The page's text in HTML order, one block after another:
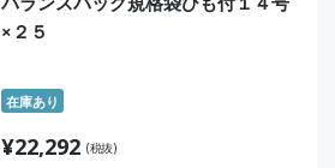
×２５
在庫あり
¥22,292 (税抜)